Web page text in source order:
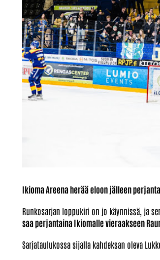
Ikioma Areena herää eloon jälleen
Runkosarjan loppukiri on jo käynnissä, ja
saa perjantaina Ikiomalle vieraakseen
Sarjataulukossa sijalla kahdeksan oleva